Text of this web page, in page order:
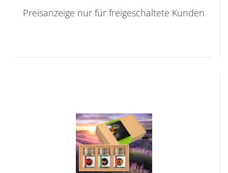
Preisanzeige nur für freigeschaltete Kunden